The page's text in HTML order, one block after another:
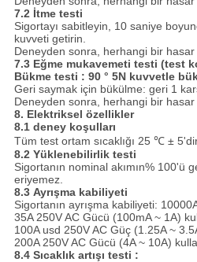
7.2 İtme testi
Sigortayı sabitleyin, 10 saniye
kuvveti getirin.
Deneyden sonra, herhangi bir
7.3 Eğme mukavemeti testi (test
Bükme testi : 90 ° 5N kuvvetle
Geri saymak için bükülme: geri 1
Deneyden sonra, herhangi bir
8. Elektriksel özellikler
8.1 deney koşulları
Tüm test ortam sıcaklığı 25 ℃ ±
8.2 Yüklenebilirlik testi
Sigortanın nominal akımın% 100'ü
eriyemez.
8.3 Ayrışma kabiliyeti
Sigortanın ayrışma kabiliyeti:
35A 250V AC Gücü (100mA ~ 1A)
100A usd 250V AC Güç (1.25A ~
200A 250V AC Gücü (4A ~ 10A)
8.4 Sıcaklık artışı testi :